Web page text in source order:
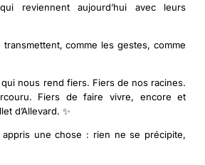
reviennent aujourd’hui avec leurs
comme les gestes, comme
qui nous rend fiers. Fiers de nos racines.
Fiers de faire vivre, encore et
d’Allevard. ✨
appris une chose : rien ne se précipite,